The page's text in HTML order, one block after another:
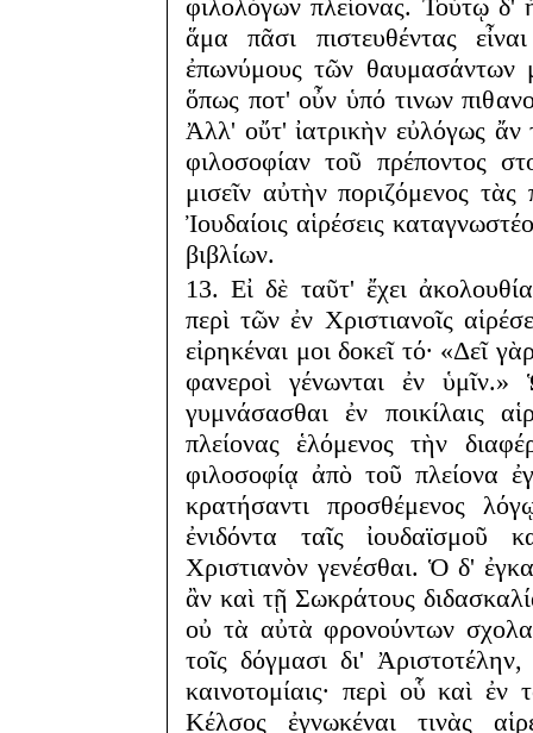
φιλολόγων πλείονας. Τούτῳ δ'
ἅμα πᾶσι πιστευθέντας
ἐπωνύμους τῶν θαυμασάντων
ὅπως ποτ' οὖν ὑπό τινων
Ἀλλ' οὔτ' ἰατρικὴν εὐλόγως ἄν
φιλοσοφίαν τοῦ πρέποντος
μισεῖν αὐτὴν ποριζόμενος
Ἰουδαίοις αἱρέσεις
βιβλίων.
13. Εἰ δὲ ταῦτ' ἔχει
περὶ τῶν ἐν Χριστιανοῖς
εἰρηκέναι μοι δοκεῖ τό· «Δεῖ
φανεροὶ γένωνται ἐν
γυμνάσασθαι ἐν ποικίλαις
πλείονας ἑλόμενος τὴν
φιλοσοφίᾳ ἀπὸ τοῦ πλείονα
κρατήσαντι προσθέμενος
ἐνιδόντα ταῖς ἰουδαϊσμοῦ
Χριστιανὸν γενέσθαι. Ὁ δ'
ἂν καὶ τῇ Σωκράτους
οὐ τὰ αὐτὰ φρονούντων
τοῖς δόγμασι δι'
καινοτομίαις· περὶ οὗ καὶ
Κέλσος ἐγνωκέναι τινὰς